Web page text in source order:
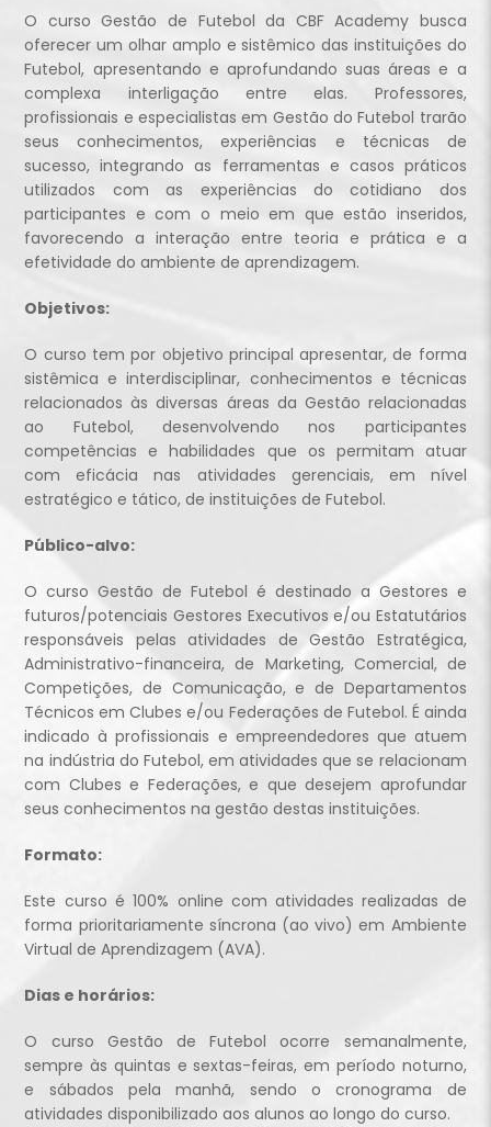
O curso Gestão de Futebol da CBF Academy busca
oferecer um olhar amplo e sistêmico das instituições do
Futebol, apresentando e aprofundando suas áreas e a
complexa interligação entre elas. Professores,
profissionais e especialistas em Gestão do Futebol trarão
seus conhecimentos, experiências e técnicas de
sucesso, integrando as ferramentas e casos práticos
utilizados com as experiências do cotidiano dos
participantes e com o meio em que estão inseridos,
favorecendo a interação entre teoria e prática e a
efetividade do ambiente de aprendizagem.
Objetivos:
O curso tem por objetivo principal apresentar, de forma
sistêmica e interdisciplinar, conhecimentos e técnicas
relacionados às diversas áreas da Gestão relacionadas
ao Futebol, desenvolvendo nos participantes
competências e habilidades que os permitam atuar
com eficácia nas atividades gerenciais, em nível
estratégico e tático, de instituições de Futebol.
Público-alvo:
O curso Gestão de Futebol é destinado a Gestores e
futuros/potenciais Gestores Executivos e/ou Estatutários
responsáveis pelas atividades de Gestão Estratégica,
Administrativo-financeira, de Marketing, Comercial, de
Competições, de Comunicação, e de Departamentos
Técnicos em Clubes e/ou Federações de Futebol. É ainda
indicado à profissionais e empreendedores que atuem
na indústria do Futebol, em atividades que se relacionam
com Clubes e Federações, e que desejem aprofundar
seus conhecimentos na gestão destas instituições.
Formato:
Este curso é 100% online com atividades realizadas de
forma prioritariamente síncrona (ao vivo) em Ambiente
Virtual de Aprendizagem (AVA).
Dias e horários:
O curso Gestão de Futebol ocorre semanalmente,
sempre às quintas e sextas-feiras, em período noturno,
e sábados pela manhã, sendo o cronograma de
atividades disponibilizado aos alunos ao longo do curso.